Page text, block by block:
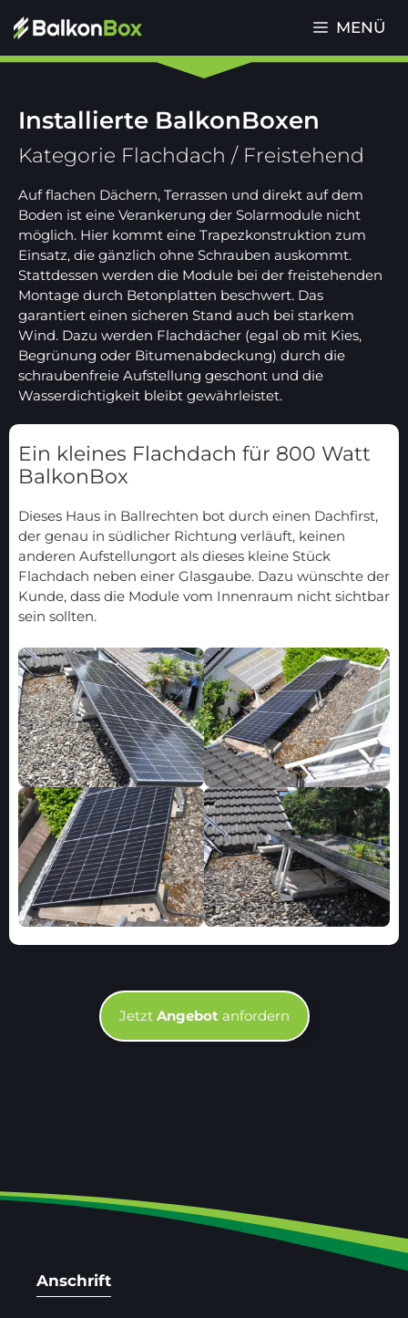
Inhalt
MENÜ
Installierte BalkonBoxen
Kategorie Flachdach / Freistehend
Auf flachen Dächern, Terrassen und direkt auf dem
Boden ist eine Verankerung der Solarmodule nicht
möglich. Hier kommt eine Trapezkonstruktion zum
Einsatz, die gänzlich ohne Schrauben auskommt.
Stattdessen werden die Module bei der freistehenden
Montage durch Betonplatten beschwert. Das
garantiert einen sicheren Stand auch bei starkem
Wind. Dazu werden Flachdächer (egal ob mit Kies,
Begrünung oder Bitumenabdeckung) durch die
schraubenfreie Aufstellung geschont und die
Wasserdichtigkeit bleibt gewährleistet.
Ein kleines Flachdach für 800 Watt
BalkonBox
Dieses Haus in Ballrechten bot durch einen Dachfirst,
der genau in südlicher Richtung verläuft, keinen
anderen Aufstellungort als dieses kleine Stück
Flachdach neben einer Glasgaube. Dazu wünschte der
Kunde, dass die Module vom Innenraum nicht sichtbar
sein sollten.
Jetzt Angebot anfordern
Anschrift